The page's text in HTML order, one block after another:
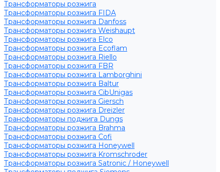
Трансформаторы розжига
Трансформаторы розжига FIDA
Трансформаторы розжига Danfoss
Трансформаторы розжига Weishaupt
Трансформаторы розжига Elco
Трансформаторы розжига Ecoflam
Трансформаторы розжига Riello
Трансформаторы розжига FBR
Трансформаторы розжига Lamborghini
Трансформаторы розжига Baltur
Трансформаторы розжига CibUnigas
Трансформаторы розжига Giersch
Трансформаторы розжига Dreizler
Трансформаторы поджига Dungs
Трансформаторы розжига Brahma
Трансформаторы розжига Cofi
Трансформаторы розжига Honeywell
Трансформаторы розжига Kromschroder
Трансформаторы розжига Satronic / Honeywell